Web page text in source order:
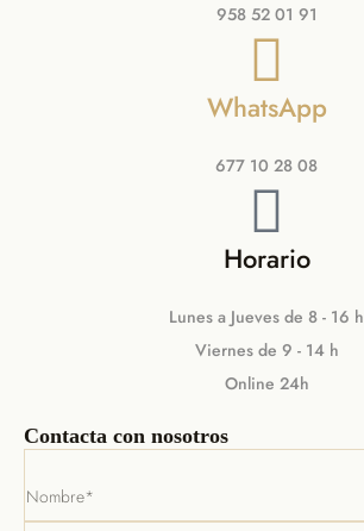
958 52 01 91
WhatsApp
677 10 28 08
Horario
Lunes a Jueves de 8 - 16 h
Viernes de 9 - 14 h
Online 24h
Contacta con nosotros